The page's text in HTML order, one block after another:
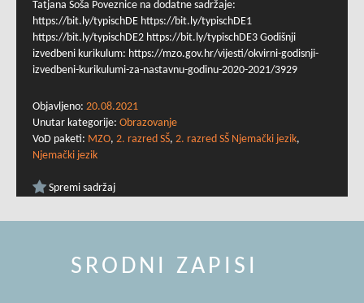
Tatjana Šoša Poveznice na dodatne sadržaje:
https://bit.ly/typischDE https://bit.ly/typischDE1
https://bit.ly/typischDE2 https://bit.ly/typischDE3 Godišnji
izvedbeni kurikulum: https://mzo.gov.hr/vijesti/okvirni-godisnji-
izvedbeni-kurikulumi-za-nastavnu-godinu-2020-2021/3929
Objavljeno: 20.08.2021
Unutar kategorije: Obrazovanje
VoD paketi: MZO, 2. razred SŠ, 2. razred SŠ Njemački jezik,
Njemački jezik
Spremi sadržaj
SRODNI ZAPISI